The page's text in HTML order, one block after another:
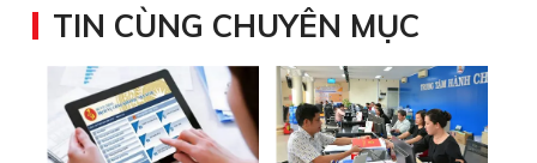
TIN CÙNG CHUYÊN MỤC